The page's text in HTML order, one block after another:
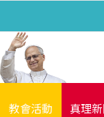
教會活動 真理